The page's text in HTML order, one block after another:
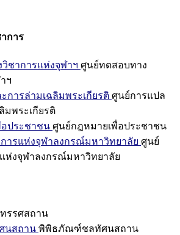
การ
ชาการแห่งจุฬาฯ ศูนย์ทดสอบทาง
ฯ
การล่ามเฉลิมพระเกียรติ ศูนย์การแปล
มพระเกียรติ
ประชาชน ศูนย์กฎหมายเพื่อประชาชน
ารแห่งจุฬาลงกรณ์มหาวิทยาลัย ศูนย์
ห่งจุฬาลงกรณ์มหาวิทยาลัย
รรศสถาน
นสถาน พิพิธภัณฑ์ชลทัศนสถาน